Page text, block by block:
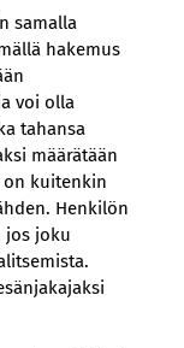
samalla
hakemus
voi olla
tahansa
määrätään
on kuitenkin
Henkilön
jos joku